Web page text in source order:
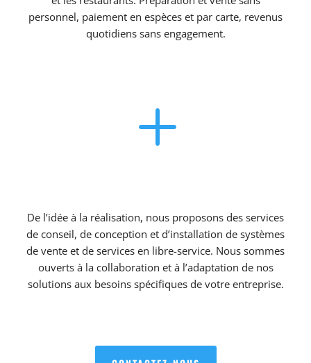
personnel, paiement en espèces et par carte, revenus
quotidiens sans engagement.
L
De l’idée à la réalisation, nous proposons des services
de conseil, de conception et d’installation de systèmes
de vente et de services en libre-service. Nous sommes
ouverts à la collaboration et à l’adaptation de nos
solutions aux besoins spécifiques de votre entreprise.